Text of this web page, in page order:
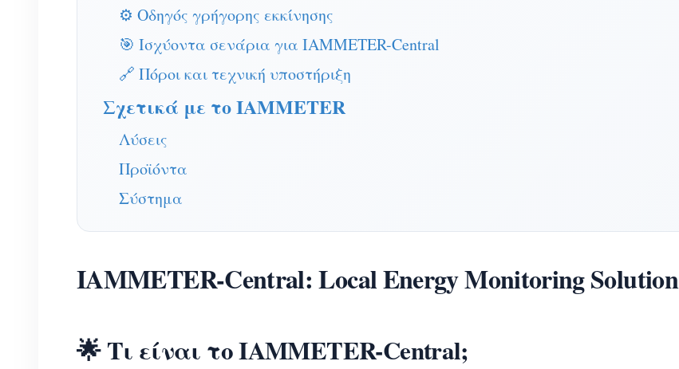
⚙️ Οδηγός γρήγορης εκκίνησης
🎯 Ισχύοντα σενάρια για IAMMETER-Central
🔗 Πόροι και τεχνική υποστήριξη
Σχετικά με το IAMMETER
Λύσεις
Προϊόντα
Σύστημα
IAMMETER-Central: Local Energy Monitoring Solution
🌟 Τι είναι το IAMMETER-Central;